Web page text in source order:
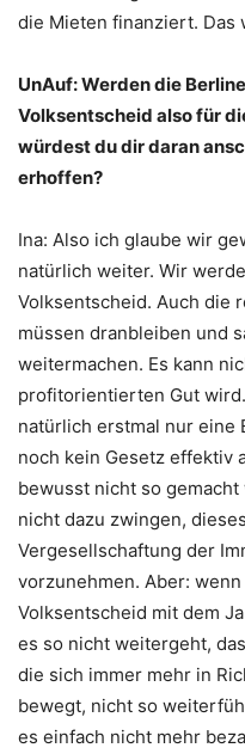
die Mieten finanziert. Das
UnAuf: Werden die
Volksentscheid also für
würdest du dir daran
erhoffen?
Ina: Also ich glaube wir
natürlich weiter. Wir
Volksentscheid. Auch die
müssen dranbleiben und
weitermachen. Es kann
profitorientierten Gut wird.
natürlich erstmal nur eine
noch kein Gesetz effektiv
bewusst nicht so
nicht dazu zwingen,
Vergesellschaftung der
vorzunehmen. Aber:
Volksentscheid mit dem
es so nicht weitergeht,
die sich immer mehr in
bewegt, nicht so
es einfach nicht mehr